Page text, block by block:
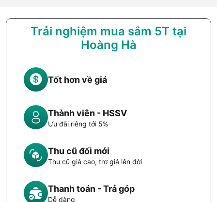
Trải nghiệm mua sắm 5T tại
Hoàng Hà
Tốt hơn về giá
Thành viên - HSSV
Ưu đãi riêng tới 5%
Thu cũ đổi mới
Thu cũ giá cao, trợ giá lên đời
Thanh toán - Trả góp
Dễ dàng